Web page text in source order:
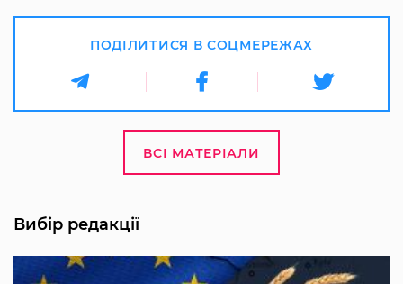
ПОДІЛИТИСЯ В СОЦМЕРЕЖАХ
ВСІ МАТЕРІАЛИ
Вибір редакції